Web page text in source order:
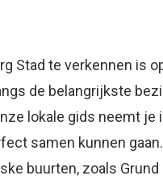
Stad te verkennen is
de belangrijkste
lokale gids neemt je
samen kunnen
buurten, zoals Grund